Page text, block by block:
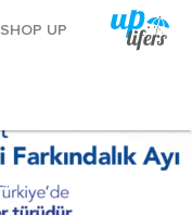
SHOP UP